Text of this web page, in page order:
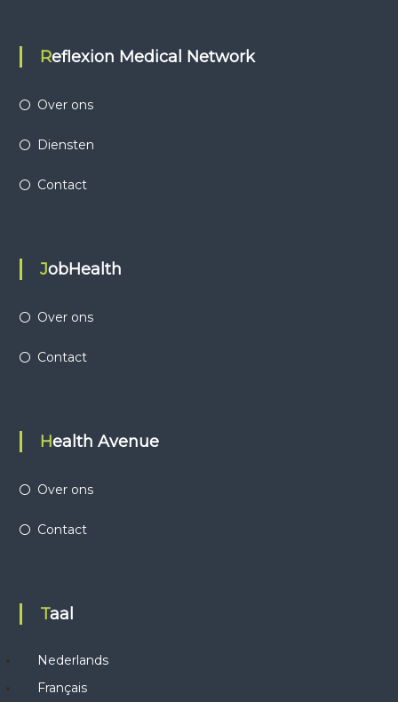
Reflexion Medical Network
Over ons
Diensten
Contact
JobHealth
Over ons
Contact
Health Avenue
Over ons
Contact
Taal
Nederlands
Français